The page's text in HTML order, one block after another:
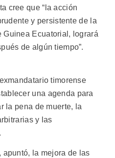
cree que “la acción
y persistente de la
Ecuatorial, logrará
de algún tiempo”.
timorense
una agenda para
la pena de muerte, la
y las
la mejora de las